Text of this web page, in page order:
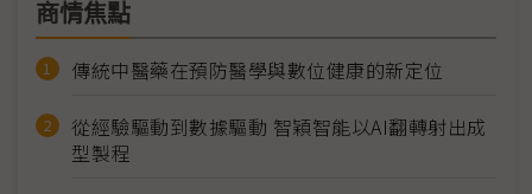
商情焦點
傳統中醫藥在預防醫學與數位健康的新定位
從經驗驅動到數據驅動 智穎智能以AI翻轉射出成
型製程